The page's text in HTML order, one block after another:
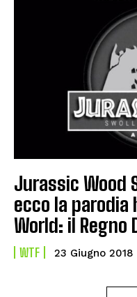
Jurassic Wood
ecco la
World: il
WTF 23 Giugno 2018